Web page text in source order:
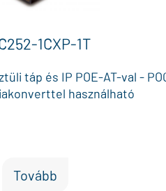
1CXP-1T
táp és IP POE-AT-val -
használható
Tovább